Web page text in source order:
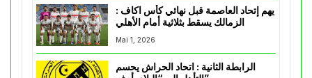
يهم إتحاد العاصمة قبل نهائي كأس اكاف :
Mai 1, 2026
الرابطة الثانية : اتحاد الحراش يحسم